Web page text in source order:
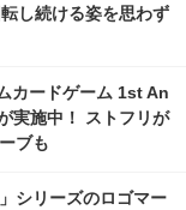
し続ける姿を思わず
カードゲーム 1st An
実施中！ ストフリが
ブも
シリーズのロゴマー